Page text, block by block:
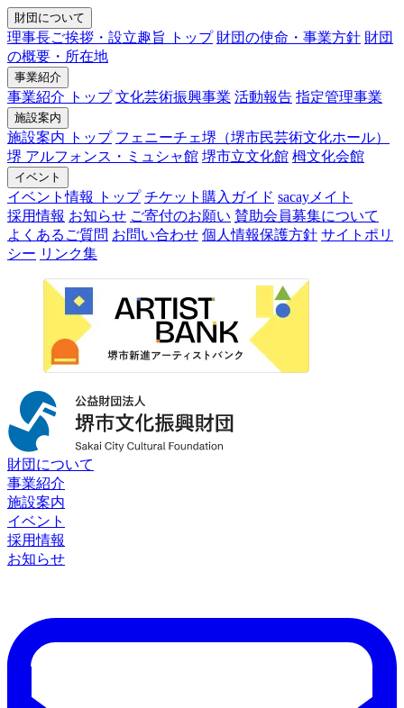
財団について
理事長ご挨拶・設立趣旨 トップ 財団の使命・事業方針 財団
の概要・所在地
事業紹介
事業紹介 トップ 文化芸術振興事業 活動報告 指定管理事業
施設案内
施設案内 トップ フェニーチェ堺（堺市民芸術文化ホール）
堺 アルフォンス・ミュシャ館 堺市立文化館 栂文化会館
イベント
イベント情報 トップ チケット購入ガイド sacayメイト
採用情報 お知らせ ご寄付のお願い 賛助会員募集について
よくあるご質問 お問い合わせ 個人情報保護方針 サイトポリ
シー リンク集
財団について
事業紹介
施設案内
イベント
採用情報
お知らせ